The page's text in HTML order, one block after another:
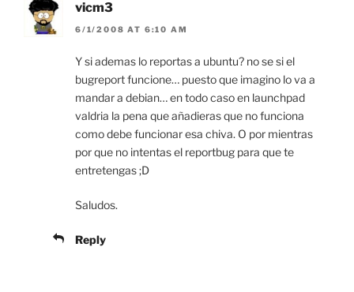
vicm3
6/1/2008 AT 6:10 AM
Y si ademas lo reportas a ubuntu? no se si el
bugreport funcione… puesto que imagino lo va a
mandar a debian… en todo caso en launchpad
valdria la pena que añadieras que no funciona
como debe funcionar esa chiva. O por mientras
por que no intentas el reportbug para que te
entretengas ;D
Saludos.
Reply